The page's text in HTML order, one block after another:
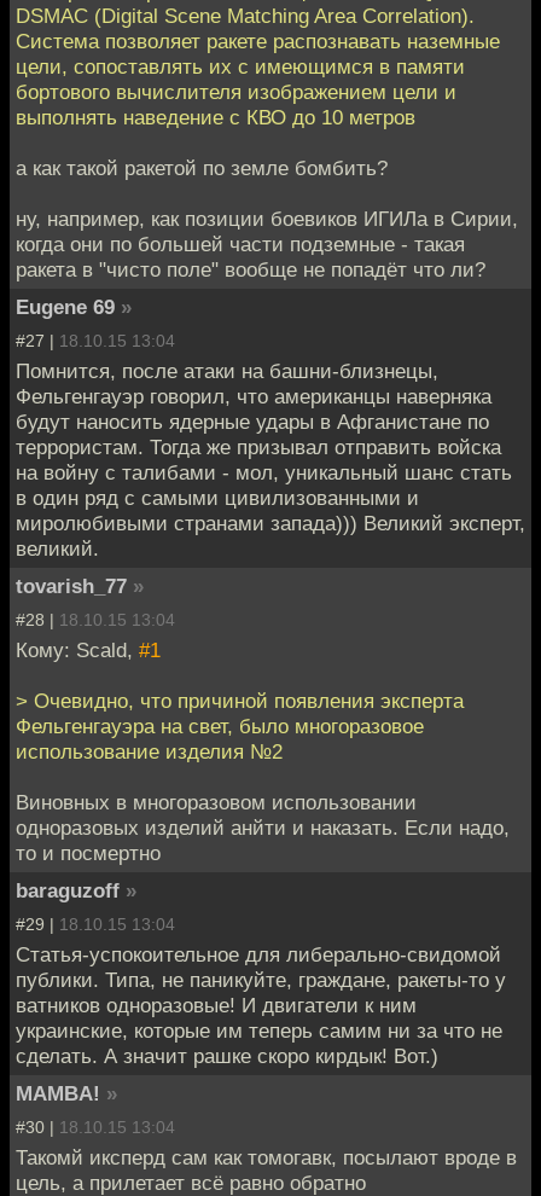
DSMAC (Digital Scene Matching Area Correlation).
Система позволяет ракете распознавать наземные
цели, сопоставлять их с имеющимся в памяти
бортового вычислителя изображением цели и
выполнять наведение с КВО до 10 метров
а как такой ракетой по земле бомбить?
ну, например, как позиции боевиков ИГИЛа в Сирии,
когда они по большей части подземные - такая
ракета в "чисто поле" вообще не попадёт что ли?
Eugene 69 »
#27 | 18.10.15 13:04
Помнится, после атаки на башни-близнецы,
Фельгенгауэр говорил, что американцы наверняка
будут наносить ядерные удары в Афганистане по
террористам. Тогда же призывал отправить войска
на войну с талибами - мол, уникальный шанс стать
в один ряд с самыми цивилизованными и
миролюбивыми странами запада))) Великий эксперт,
великий.
tovarish_77 »
#28 | 18.10.15 13:04
Кому: Scald, #1
> Очевидно, что причиной появления эксперта
Фельгенгауэра на свет, было многоразовое
использование изделия №2
Виновных в многоразовом использовании
одноразовых изделий анйти и наказать. Если надо,
то и посмертно
baraguzoff »
#29 | 18.10.15 13:04
Статья-успокоительное для либерально-свидомой
публики. Типа, не паникуйте, граждане, ракеты-то у
ватников одноразовые! И двигатели к ним
украинские, которые им теперь самим ни за что не
сделать. А значит рашке скоро кирдык! Вот.)
MAMBA! »
#30 | 18.10.15 13:04
Такомй иксперд сам как томогавк, посылают вроде в
цель, а прилетает всё равно обратно